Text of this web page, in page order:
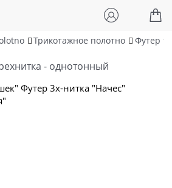
Трикотажное полотно Футер
- однотонный
Футер 3х-нитка "Начес"